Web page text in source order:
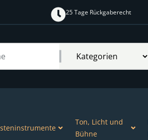
25 Tage Rückgaberecht
Ton, Licht und
Bühne